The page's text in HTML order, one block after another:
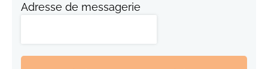
Adresse de messagerie